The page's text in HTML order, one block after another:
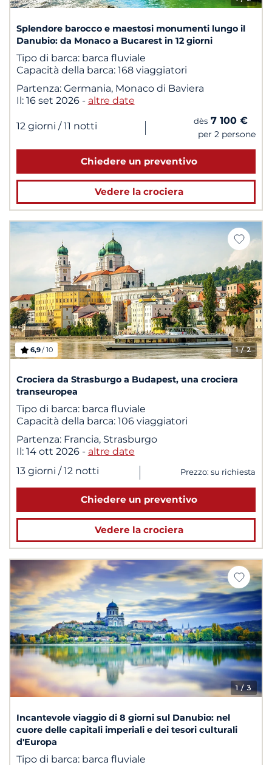
Splendore barocco e maestosi monumenti lungo il
Danubio: da Monaco a Bucarest in 12 giorni
Tipo di barca: barca fluviale
Capacità della barca: 168 viaggiatori
Partenza: Germania, Monaco di Baviera
Il: 16 set 2026 - altre date
12 giorni / 11 notti | dès 7 100 €
per 2 persone
Chiedere un preventivo
Vedere la crociera
1/ 2
6,9/ 10
Crociera da Strasburgo a Budapest, una crociera
transeuropea
Tipo di barca: barca fluviale
Capacità della barca: 106 viaggiatori
Partenza: Francia, Strasburgo
Il: 14 ott 2026 - altre date
13 giorni / 12 notti | Prezzo: su richiesta
Chiedere un preventivo
Vedere la crociera
1 / 3
Incantevole viaggio di 8 giorni sul Danubio: nel
cuore delle capitali imperiali e dei tesori culturali
d'Europa
Tipo di barca: barca fluviale